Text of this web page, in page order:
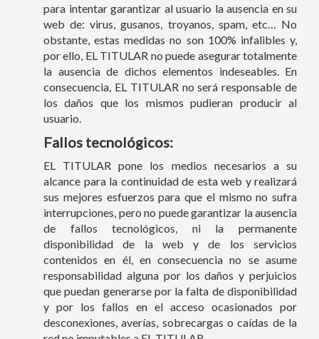
para intentar garantizar al usuario la ausencia en su
web de: virus, gusanos, troyanos, spam, etc… No
obstante, estas medidas no son 100% infalibles y,
por ello, EL TITULAR no puede asegurar totalmente
la ausencia de dichos elementos indeseables. En
consecuencia, EL TITULAR no será responsable de
los daños que los mismos pudieran producir al
usuario.
Fallos tecnológicos:
EL TITULAR pone los medios necesarios a su
alcance para la continuidad de esta web y realizará
sus mejores esfuerzos para que el mismo no sufra
interrupciones, pero no puede garantizar la ausencia
de fallos tecnológicos, ni la permanente
disponibilidad de la web y de los servicios
contenidos en él, en consecuencia no se asume
responsabilidad alguna por los daños y perjuicios
que puedan generarse por la falta de disponibilidad
y por los fallos en el acceso ocasionados por
desconexiones, averías, sobrecargas o caídas de la